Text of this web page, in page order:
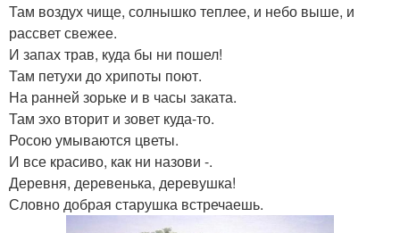
Там воздух чище, солнышко теплее, и небо выше, и
рассвет свежее.
И запах трав, куда бы ни пошел!
Там петухи до хрипоты поют.
На ранней зорьке и в часы заката.
Там эхо вторит и зовет куда-то.
Росою умываются цветы.
И все красиво, как ни назови -.
Деревня, деревенька, деревушка!
Словно добрая старушка встречаешь.